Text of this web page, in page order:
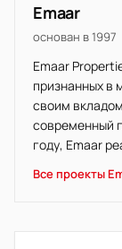
Emaar
основан в 1997
Emaar
признанных в
своим
современный
году, Emaar
Все проекты